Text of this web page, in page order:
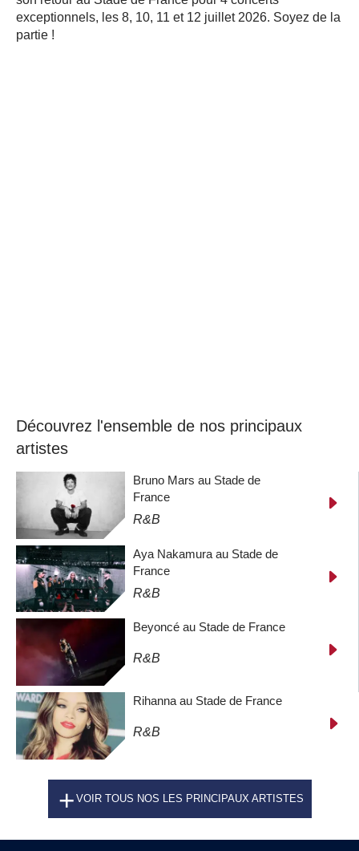
exceptionnels, les 8, 10, 11 et 12 juillet 2026. Soyez de la
partie !
Découvrez l'ensemble de nos principaux
artistes
Bruno Mars au Stade de
France
R&B
Aya Nakamura au Stade de
France
R&B
Beyoncé au Stade de France
R&B
Rihanna au Stade de France
R&B
VOIR TOUS NOS LES PRINCIPAUX ARTISTES